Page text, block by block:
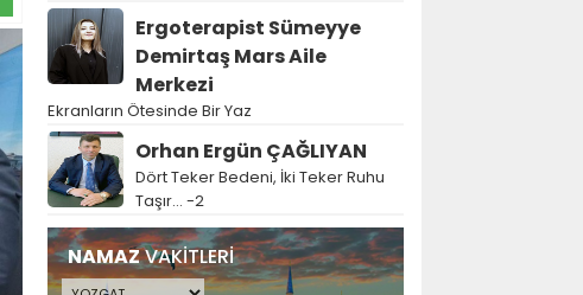
Ergoterapist Sümeyye
Demirtaş Mars Aile
Merkezi
Ekranların Ötesinde Bir Yaz
Orhan Ergün ÇAĞLIYAN
Dört Teker Bedeni, İki Teker Ruhu
Taşır… -2
NAMAZVAKİTLERİ